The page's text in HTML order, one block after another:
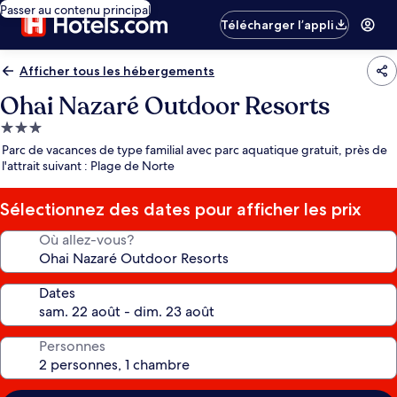
Passer au contenu principal
Télécharger l’appli
Afficher tous les hébergements
Ohai Nazaré Outdoor Resorts
Hébergement
3.0 étoiles
Parc de vacances de type familial avec parc aquatique gratuit, près de
l'attrait suivant : Plage de Norte
Sélectionnez des dates pour afficher les prix
Où allez-vous?
Dates
Personnes